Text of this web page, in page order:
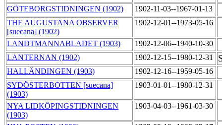
GÖTEBORGSTIDNINGEN (1902)
1902-11-03--1967-01-13
THE AUGUSTANA OBSERVER
[suecana] (1902)
1902-12-01--1973-05-16
LANDTMANNABLADET (1903)
1902-12-06--1940-10-30
LANTERNAN (1902)
1902-12-15--1980-12-31
HALLÄNDINGEN (1903)
1902-12-16--1959-05-16
SYDÖSTERBOTTEN [suecana]
(1903)
1903-01-01--1980-12-31
NYA LIDKÖPINGSTIDNINGEN
(1903)
1903-04-03--1961-03-30